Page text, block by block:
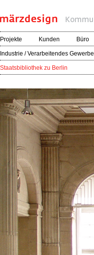
Projekte Kunden Büro
Industrie / Verarbeitendes Gewerbe
Staatsbibliothek zu Berlin